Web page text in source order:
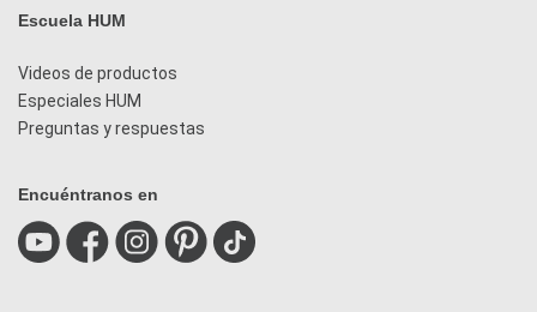
Escuela HUM
Videos de productos
Especiales HUM
Preguntas y respuestas
Encuéntranos en